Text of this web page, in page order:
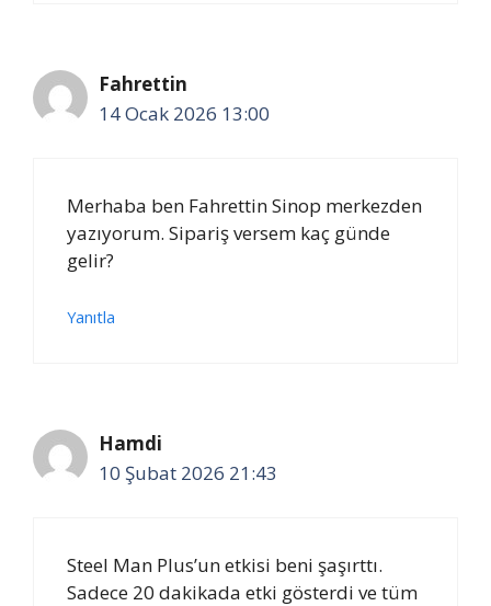
Fahrettin
14 Ocak 2026 13:00
Merhaba ben Fahrettin Sinop merkezden
yazıyorum. Sipariş versem kaç günde
gelir?
Yanıtla
Hamdi
10 Şubat 2026 21:43
Steel Man Plus’un etkisi beni şaşırttı.
Sadece 20 dakikada etki gösterdi ve tüm